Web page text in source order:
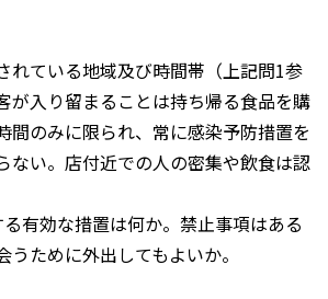
れている地域及び時間帯（上記問1参
が入り留まることは持ち帰る食品を購
間のみに限られ、常に感染予防措置を
ない。店付近での人の密集や飲食は認
有効な措置は何か。禁止事項はある
ために外出してもよいか。